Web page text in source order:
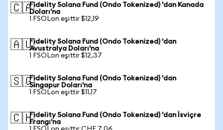
🇨🇦Fidelity Solana Fund (Ondo Tokenized) 'dan Kanada
Doları'na
1 FSOLon eşittir $12,19
🇦🇺Fidelity Solana Fund (Ondo Tokenized) 'dan
Avustralya Doları'na
1 FSOLon eşittir $12,37
🇸🇬Fidelity Solana Fund (Ondo Tokenized) 'dan
Singapur Doları'na
1 FSOLon eşittir $11,17
🇨🇭Fidelity Solana Fund (Ondo Tokenized) 'dan İsviçre
Frangı'na